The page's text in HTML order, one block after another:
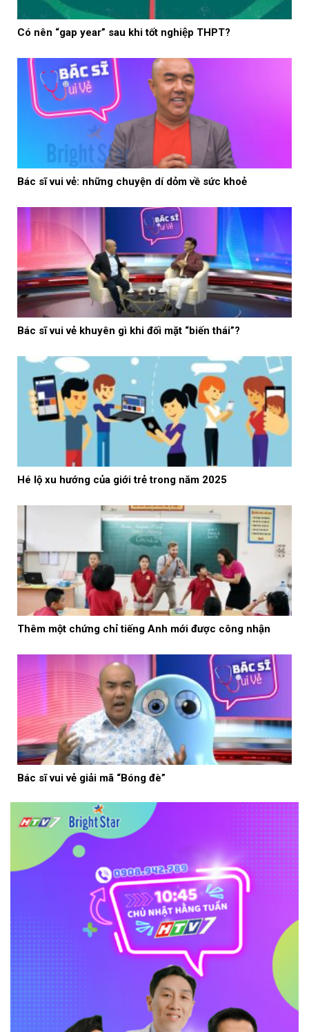
Có nên “gap year” sau khi tốt nghiệp THPT?
Bác sĩ vui vẻ: những chuyện dí dỏm về sức khoẻ
Bác sĩ vui vẻ khuyên gì khi đối mặt “biến thái”?
Hé lộ xu hướng của giới trẻ trong năm 2025
Thêm một chứng chỉ tiếng Anh mới được công nhận
Bác sĩ vui vẻ giải mã “Bóng đè”